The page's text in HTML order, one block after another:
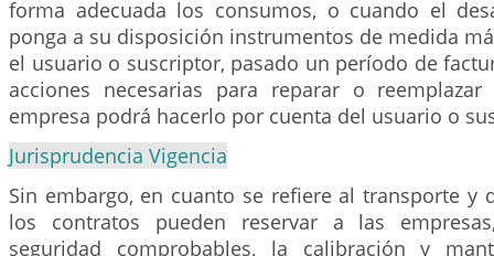
forma adecuada los consumos, o cuando el
ponga a su disposición instrumentos de medida
el usuario o suscriptor, pasado un período de
acciones necesarias para reparar o
empresa podrá hacerlo por cuenta del usuario o
Jurisprudencia Vigencia
Sin embargo, en cuanto se refiere al transporte y
los contratos pueden reservar a las
seguridad comprobables, la calibración y